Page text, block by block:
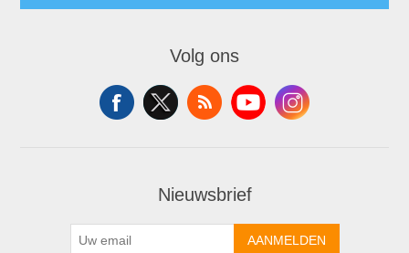
Volg ons
Nieuwsbrief
AANMELDEN